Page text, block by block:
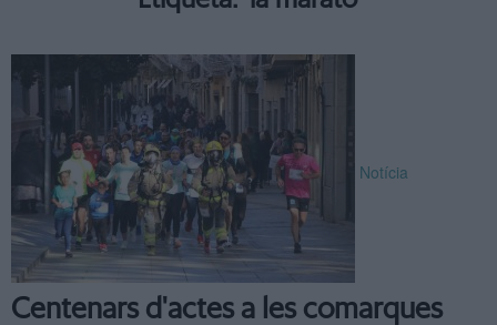
Notícia
Centenars d'actes a les comarques